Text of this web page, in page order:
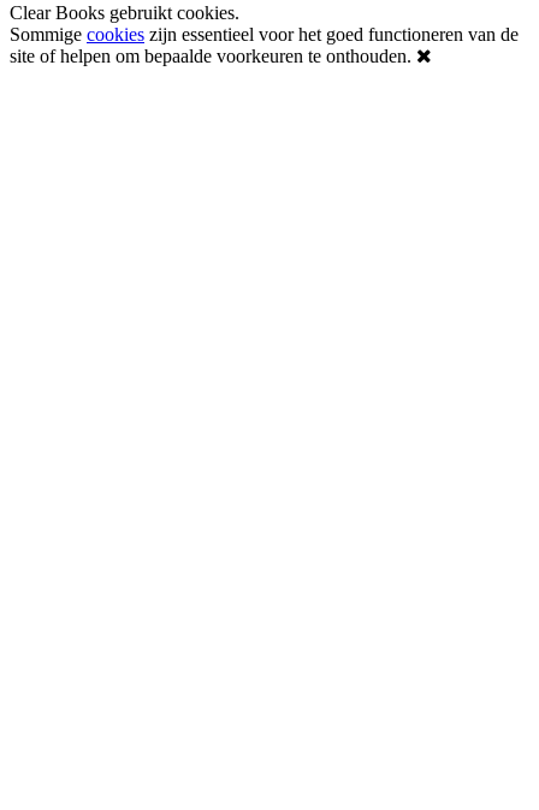
Clear Books gebruikt cookies.
Sommige cookies zijn essentieel voor het goed functioneren van de
site of helpen om bepaalde voorkeuren te onthouden.